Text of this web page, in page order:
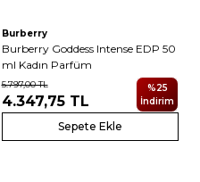
Burberry
Burberry Goddess Intense EDP 50
ml Kadın Parfüm
5.797,00TL
4.347,75TL
%25
İndirim
Sepete Ekle